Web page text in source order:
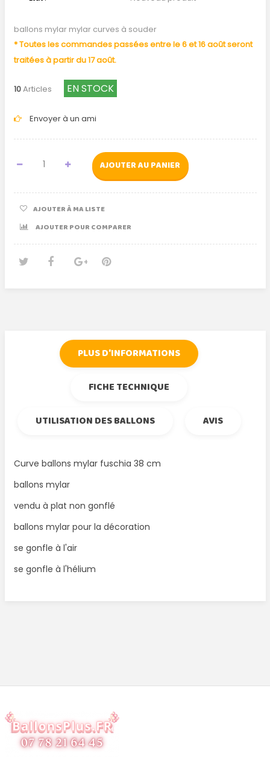
ballons mylar mylar curves à souder
* Toutes les commandes passées entre le 6 et 16 août seront
traitées à partir du 17 août.
10Articles EN STOCK
Envoyer à un ami
AJOUTER AU PANIER
AJOUTER À MA LISTE
AJOUTER POUR COMPARER
PLUS D'INFORMATIONS
FICHE TECHNIQUE
UTILISATION DES BALLONS
AVIS
Curve ballons mylar fuschia 38 cm
ballons mylar
vendu à plat non gonflé
ballons mylar pour la décoration
se gonfle à l'air
se gonfle à l'hélium